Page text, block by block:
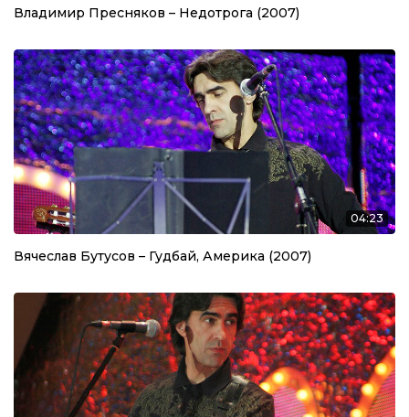
Владимир Пресняков – Недотрога (2007)
04:23
Вячеслав Бутусов – Гудбай, Америка (2007)